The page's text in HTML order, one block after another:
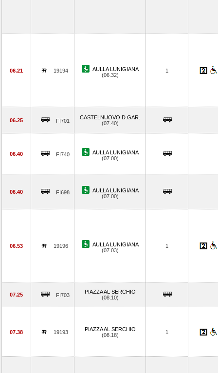
06.21 19194
AULLA LUNIGIANA
(06.32)
1
06.25 FI701
CASTELNUOVO D.GAR.
(07.40)
06.40 FI740
AULLA LUNIGIANA
(07.00)
06.40 FI698
AULLA LUNIGIANA
(07.00)
06.53 19196
AULLA LUNIGIANA
(07.03)
1
07.25 FI703
PIAZZA AL SERCHIO
(08.10)
07.38 19193
PIAZZA AL SERCHIO
(08.18)
1